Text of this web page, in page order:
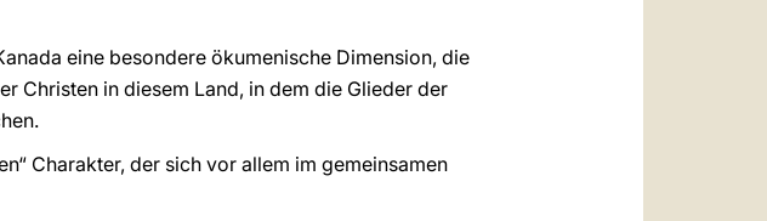
eine besondere ökumenische Dimension, die
Christen in diesem Land, in dem die Glieder der
Charakter, der sich vor allem im gemeinsamen